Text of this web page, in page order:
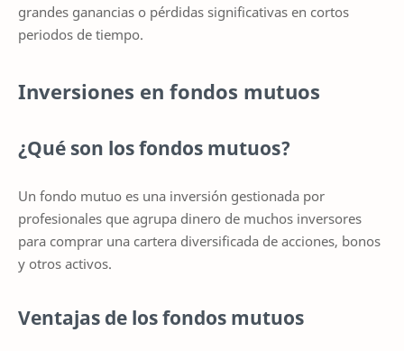
grandes ganancias o pérdidas significativas en cortos
periodos de tiempo.
Inversiones en fondos mutuos
¿Qué son los fondos mutuos?
Un fondo mutuo es una inversión gestionada por
profesionales que agrupa dinero de muchos inversores
para comprar una cartera diversificada de acciones, bonos
y otros activos.
Ventajas de los fondos mutuos